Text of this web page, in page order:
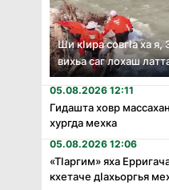
Ши кӏира совгӏа ха я,
вихьа саг лохаш
05.08.2026 12:11
Гидашта ховр
хургда мехка
05.08.2026 12:06
«Тӏаргим» яха
кхетаче дӏахьоргья